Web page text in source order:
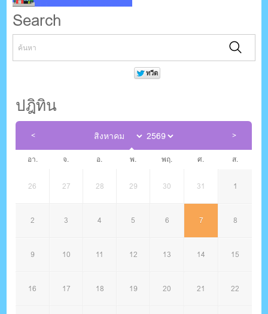
Search
ปฎิทิน
อา. จ. อ. พ. พฤ. ศ. ส.
26 27 28 29 30 31 1
2 3 4 5 6 7 8
9 10 11 12 13 14 15
16 17 18 19 20 21 22